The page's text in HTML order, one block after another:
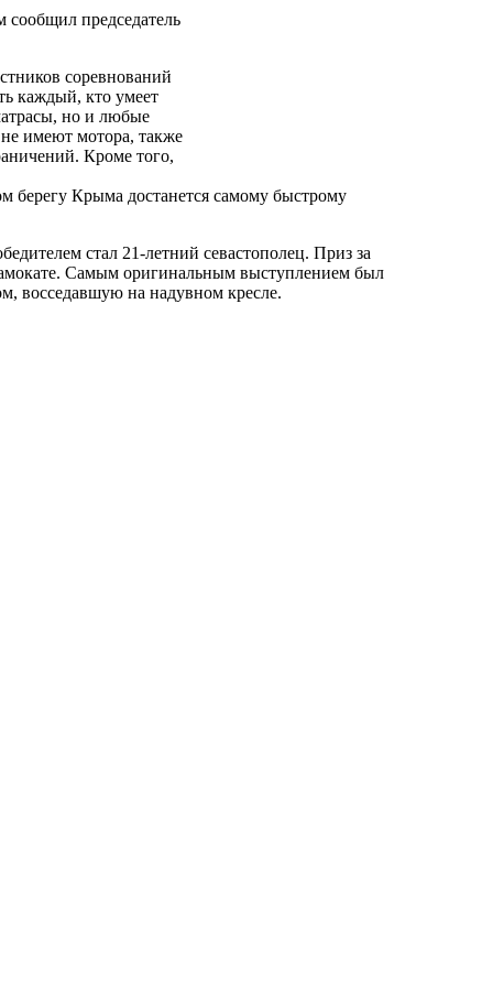
сообщил председатель
соревнований
каждый, кто умеет
но и любые
имеют мотора, также
Кроме того,
берегу Крыма достанется самому быстрому
стал 21-летний севастополец. Приз за
Самым оригинальным выступлением был
восседавшую на надувном кресле.